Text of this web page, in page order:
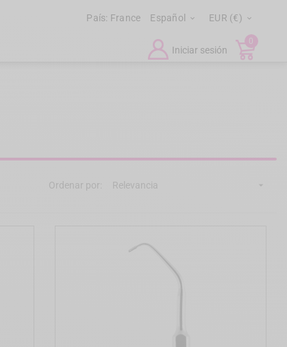
País: France Español  EUR (€) 
Iniciar sesión
0
Ordenar por: Relevancia 